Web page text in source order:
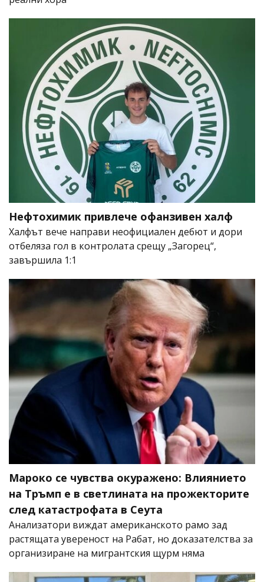
Нефтохимик привлече офанзивен халф
Халфът вече направи неофициален дебют и дори
отбеляза гол в контролата срещу „Загорец“,
завършила 1:1
Мароко се чувства окуражено: Влиянието
на Тръмп е в светлината на прожекторите
след катастрофата в Сеута
Анализатори виждат американското рамо зад
растящата увереност на Рабат, но доказателства за
организиране на мигрантския щурм няма